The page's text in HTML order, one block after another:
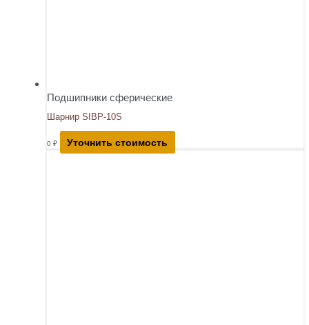
Подшипники сферические
Шарнир SIBP-10S
0 ₽ Уточнить стоимость